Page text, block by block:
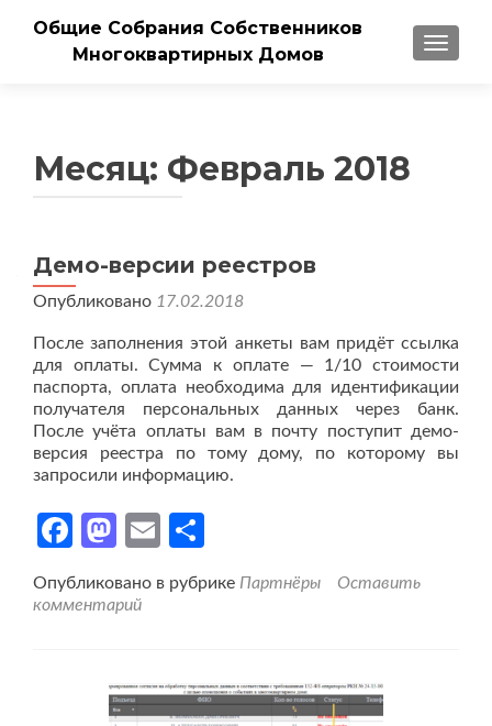
Общие Собрания Собственников
Многоквартирных Домов
Месяц: Февраль 2018
Демо-версии реестров
Опубликовано 17.02.2018
После заполнения этой анкеты вам придёт ссылка
для оплаты. Сумма к оплате — 1/10 стоимости
паспорта, оплата необходима для идентификации
получателя персональных данных через банк.
После учёта оплаты вам в почту поступит демо-
версия реестра по тому дому, по которому вы
запросили информацию.
Facebook
Mastodon
Email
Опубликовано в рубрике Партнёры
Оставить
комментарий